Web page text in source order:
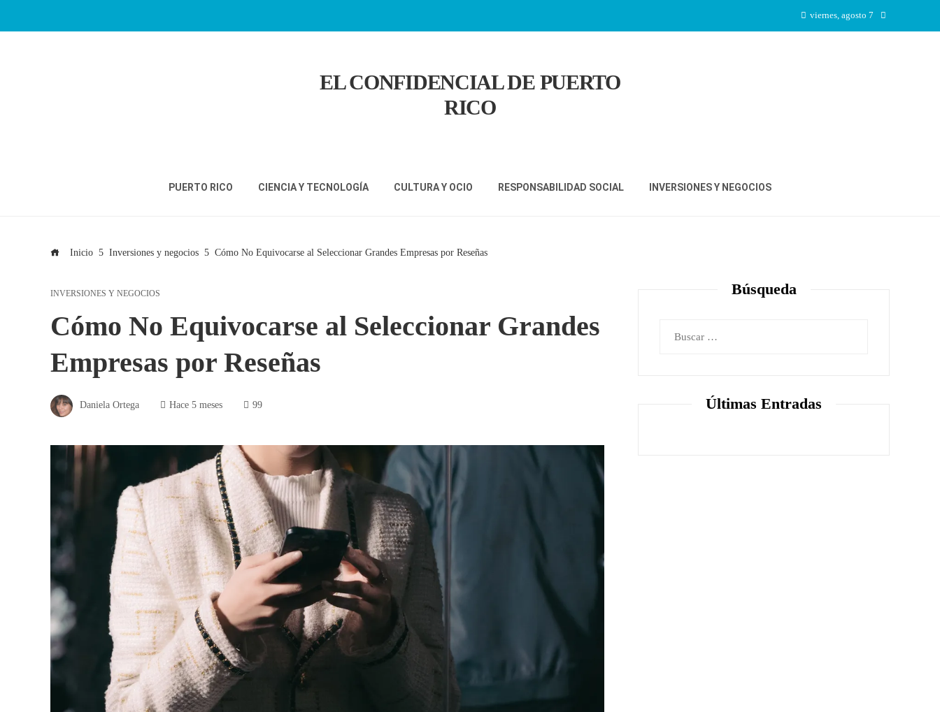
viernes, agosto 7
EL CONFIDENCIAL DE PUERTO
RICO
PUERTO RICO CIENCIA Y TECNOLOGÍA CULTURA Y OCIO RESPONSABILIDAD SOCIAL INVERSIONES Y NEGOCIOS
Inicio Inversiones y negocios Cómo No Equivocarse al Seleccionar Grandes Empresas por Reseñas
INVERSIONES Y NEGOCIOS
Cómo No Equivocarse al Seleccionar Grandes
Empresas por Reseñas
Daniela Ortega Hace 5 meses 99
Búsqueda
Últimas Entradas